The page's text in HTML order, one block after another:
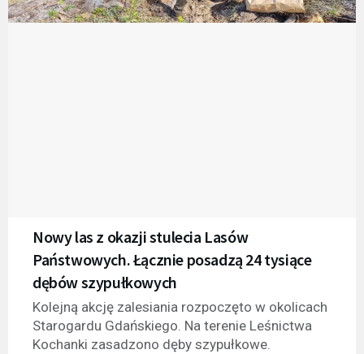
Nowy las z okazji stulecia Lasów
Państwowych. Łącznie posadzą 24 tysiące
dębów szypułkowych
Kolejną akcję zalesiania rozpoczęto w okolicach
Starogardu Gdańskiego. Na terenie Leśnictwa
Kochanki zasadzono dęby szypułkowe.